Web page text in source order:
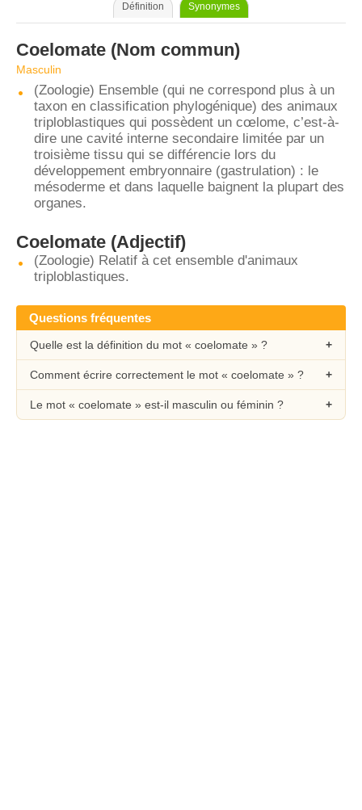
Définition Synonymes
Coelomate (Nom commun)
Masculin
(Zoologie) Ensemble (qui ne correspond plus à un
taxon en classification phylogénique) des animaux
triploblastiques qui possèdent un cœlome, c’est-à-
dire une cavité interne secondaire limitée par un
troisième tissu qui se différencie lors du
développement embryonnaire (gastrulation) : le
mésoderme et dans laquelle baignent la plupart des
organes.
Coelomate (Adjectif)
(Zoologie) Relatif à cet ensemble d'animaux
triploblastiques.
Questions fréquentes
Quelle est la définition du mot « coelomate » ?
Comment écrire correctement le mot « coelomate » ?
Le mot « coelomate » est-il masculin ou féminin ?